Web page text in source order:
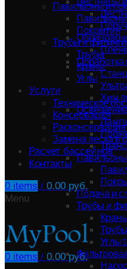
Павильоны и
Павильоны
Покрытия
Трубы и фитинги
Трубы
Краны
Углы
Услуги
Техническое
Консервация
Расконсервация
Замена песка в
Расчет бассейнов
Контакты
0 items / 0.00 руб.
Menu
0 items / 0.00руб.
Обработка
Хим
Подача и
Трубы и
Трубы
Углы1